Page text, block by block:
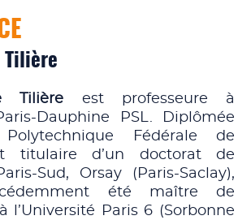
Tilière
Tilière est professeure à
Dauphine PSL. Diplômée
Fédérale de
titulaire d’un doctorat de
Sud, Orsay (Paris-Saclay),
été maître de
l’Université Paris 6 (Sorbonne